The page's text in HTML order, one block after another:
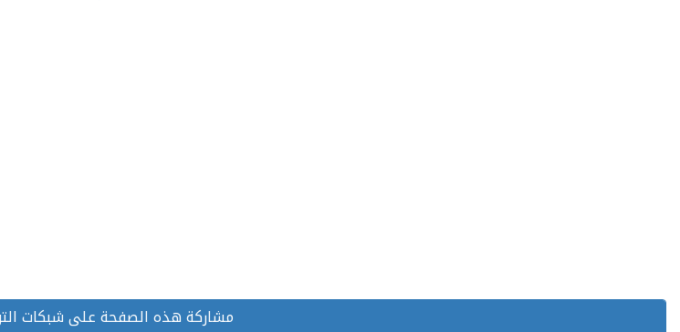
مشاركة هذه الصفحة على شبكات